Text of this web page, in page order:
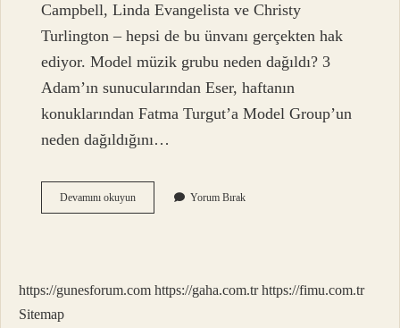
Campbell, Linda Evangelista ve Christy
Turlington – hepsi de bu ünvanı gerçekten hak
ediyor. Model müzik grubu neden dağıldı? 3
Adam’ın sunucularından Eser, haftanın
konuklarından Fatma Turgut’a Model Group’un
neden dağıldığını…
Devamını okuyunModel
Kimler
Yorum Bırak
https://gunesforum.com https://gaha.com.tr https://fimu.com.tr
Sitemap